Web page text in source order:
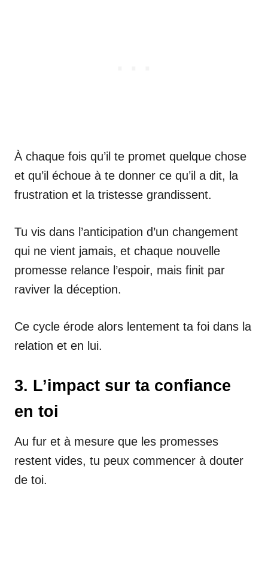
À chaque fois qu’il te promet quelque chose
et qu’il échoue à te donner ce qu’il a dit, la
frustration et la tristesse grandissent.
Tu vis dans l’anticipation d’un changement
qui ne vient jamais, et chaque nouvelle
promesse relance l’espoir, mais finit par
raviver la déception.
Ce cycle érode alors lentement ta foi dans la
relation et en lui.
3. L’impact sur ta confiance
en toi
Au fur et à mesure que les promesses
restent vides, tu peux commencer à douter
de toi.